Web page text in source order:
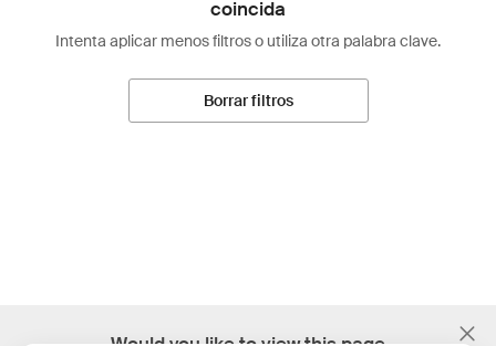
coincida
Intenta aplicar menos filtros o utiliza otra palabra clave.
Borrar filtros